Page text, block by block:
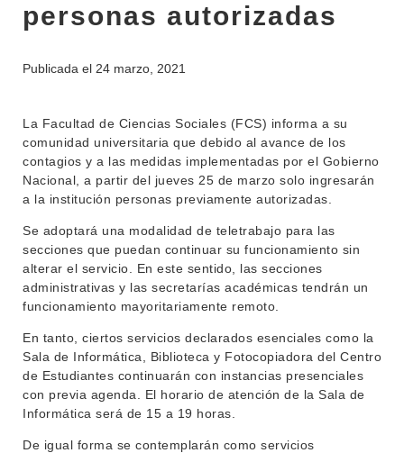
DEPARTAMENTOS
ENSEÑANZA
EXTENSIÓN
LLAMADOS
NOTICIAS
CONTACTO
BEDELÍA
EVA FCS
OFERTA DE GRADO
POSGRADOS
EDUCACIÓN PERMANENTE
MOVILIDAD ACADÉMICA
BIBLIOTECA
personas autorizadas
Publicada el 24 marzo, 2021
La Facultad de Ciencias Sociales (FCS) informa a su
comunidad universitaria que debido al avance de los
contagios y a las medidas implementadas por el Gobierno
Nacional, a partir del jueves 25 de marzo solo ingresarán
a la institución personas previamente autorizadas.
Se adoptará una modalidad de teletrabajo para las
secciones que puedan continuar su funcionamiento sin
alterar el servicio. En este sentido, las secciones
administrativas y las secretarías académicas tendrán un
funcionamiento mayoritariamente remoto.
En tanto, ciertos servicios declarados esenciales como la
Sala de Informática, Biblioteca y Fotocopiadora del Centro
de Estudiantes continuarán con instancias presenciales
con previa agenda. El horario de atención de la Sala de
Informática será de 15 a 19 horas.
De igual forma se contemplarán como servicios